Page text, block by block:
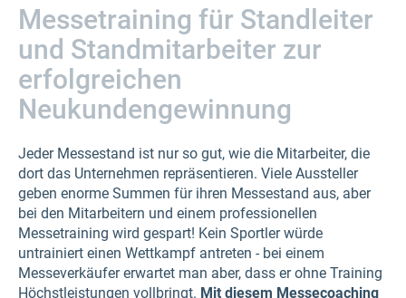
Messetraining für Standleiter
und Standmitarbeiter zur
erfolgreichen
Neukundengewinnung
Jeder Messestand ist nur so gut, wie die Mitarbeiter, die
dort das Unternehmen repräsentieren. Viele Aussteller
geben enorme Summen für ihren Messestand aus, aber
bei den Mitarbeitern und einem professionellen
Messetraining wird gespart! Kein Sportler würde
untrainiert einen Wettkampf antreten - bei einem
Messeverkäufer erwartet man aber, dass er ohne Training
Höchstleistungen vollbringt. Mit diesem Messecoaching